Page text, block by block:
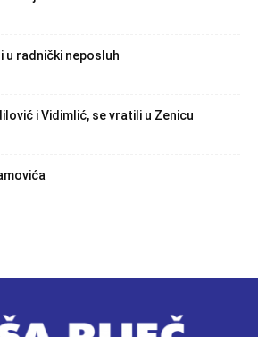
u radnički neposluh
i Vidimlić, se vratili u Zenicu